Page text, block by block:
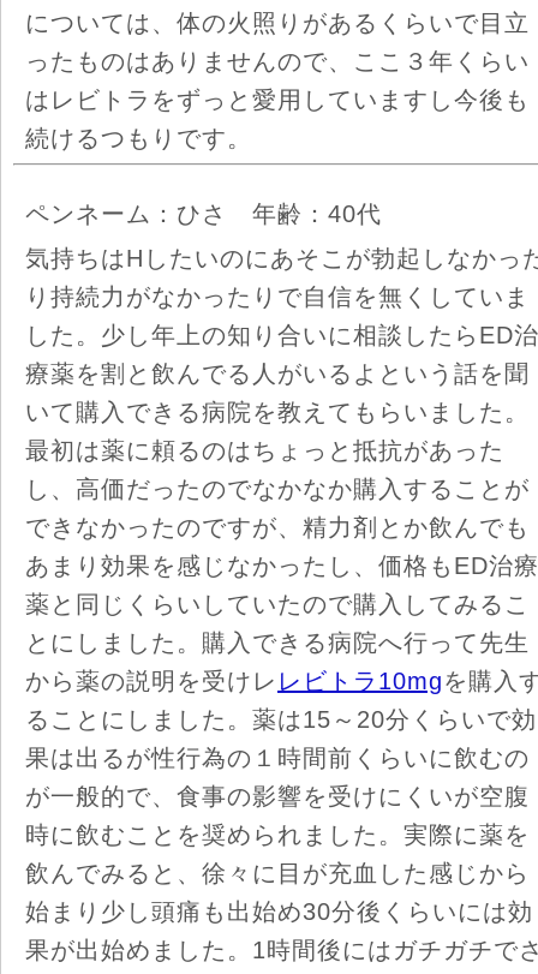
については、体の火照りがあるくらいで目立
ったものはありませんので、ここ３年くらい
はレビトラをずっと愛用していますし今後も
続けるつもりです。
ペンネーム：ひさ 年齢：40代
気持ちはHしたいのにあそこが勃起しなかっ
り持続力がなかったりで自信を無くしていま
した。少し年上の知り合いに相談したらED治
療薬を割と飲んでる人がいるよという話を聞
いて購入できる病院を教えてもらいました。
最初は薬に頼るのはちょっと抵抗があった
し、高価だったのでなかなか購入することが
できなかったのですが、精力剤とか飲んでも
あまり効果を感じなかったし、価格もED治療
薬と同じくらいしていたので購入してみるこ
とにしました。購入できる病院へ行って先生
から薬の説明を受けレ レビトラ10mgを購入
ることにしました。薬は15～20分くらいで効
果は出るが性行為の１時間前くらいに飲むの
が一般的で、食事の影響を受けにくいが空腹
時に飲むことを奨められました。実際に薬を
飲んでみると、徐々に目が充血した感じから
始まり少し頭痛も出始め30分後くらいには効
果が出始めました。1時間後にはガチガチで